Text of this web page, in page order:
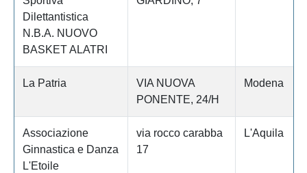
Dilettantistica
N.B.A. NUOVO
BASKET ALATRI
La Patria
VIA NUOVA
PONENTE, 24/H
Modena
Associazione
Ginnastica e Danza
L'Etoile
via rocco carabba
17
L'Aquila